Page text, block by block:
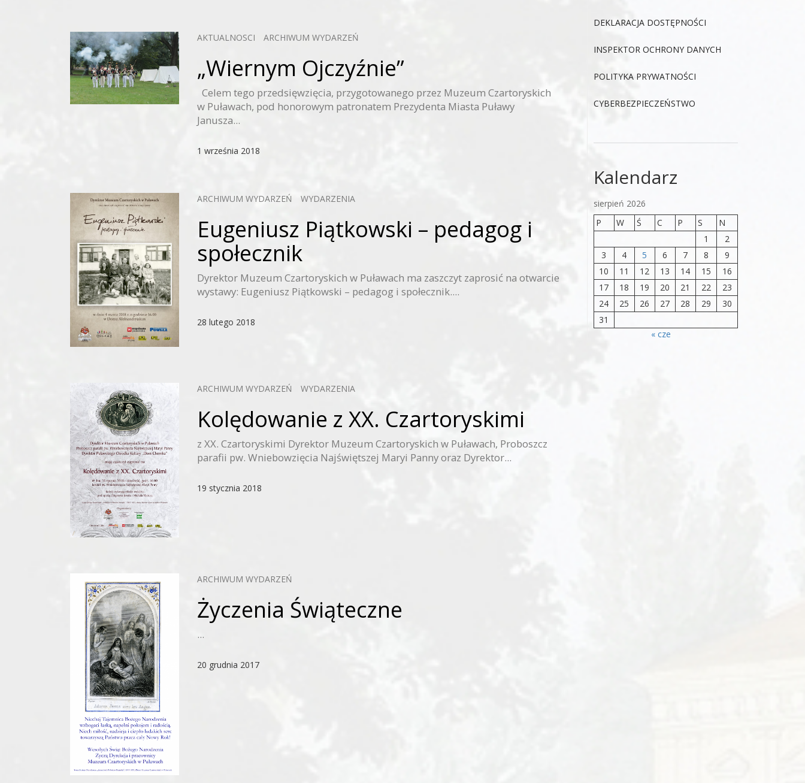
AKTUALNOSCI ARCHIWUM WYDARZEŃ
„Wiernym Ojczyźnie”
Celem tego przedsięwzięcia, przygotowanego przez Muzeum Czartoryskich
w Puławach, pod honorowym patronatem Prezydenta Miasta Puławy
Janusza...
1 września 2018
ARCHIWUM WYDARZEŃ WYDARZENIA
Eugeniusz Piątkowski – pedagog i
społecznik
Dyrektor Muzeum Czartoryskich w Puławach ma zaszczyt zaprosić na otwarcie
wystawy: Eugeniusz Piątkowski – pedagog i społecznik....
28 lutego 2018
ARCHIWUM WYDARZEŃ WYDARZENIA
Kolędowanie z XX. Czartoryskimi
z XX. Czartoryskimi Dyrektor Muzeum Czartoryskich w Puławach, Proboszcz
parafii pw. Wniebowzięcia Najświętszej Maryi Panny oraz Dyrektor...
19 stycznia 2018
ARCHIWUM WYDARZEŃ
Życzenia Świąteczne
...
20 grudnia 2017
DEKLARACJA DOSTĘPNOŚCI
INSPEKTOR OCHRONY DANYCH
POLITYKA PRYWATNOŚCI
CYBERBEZPIECZEŃSTWO
Kalendarz
sierpień 2026
P
W Ś C P S
N
1
2
3
4 5 6 7 8
9
10
11 12 13 14 15
16
17
18 19 20 21 22
23
24
25 26 27 28 29
30
31
« cze